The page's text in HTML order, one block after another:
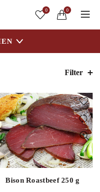
0 0
Filter
Bison Roastbeef 250 g